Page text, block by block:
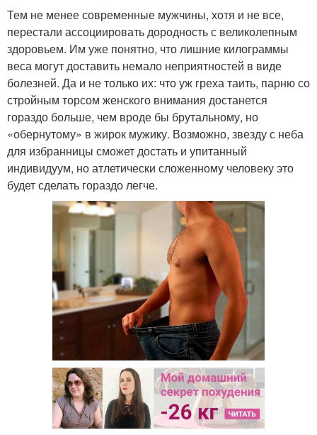
Тем не менее современные мужчины, хотя и не все,
перестали ассоциировать дородность с великолепным
здоровьем. Им уже понятно, что лишние килограммы
веса могут доставить немало неприятностей в виде
болезней. Да и не только их: что уж греха таить, парню со
стройным торсом женского внимания достанется
гораздо больше, чем вроде бы брутальному, но
«обернутому» в жирок мужику. Возможно, звезду с неба
для избранницы сможет достать и упитанный
индивидуум, но атлетически сложенному человеку это
будет сделать гораздо легче.